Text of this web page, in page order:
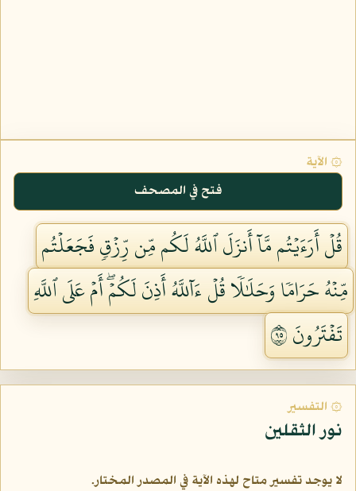
۞ الآية
فتح في المصحف
قُلۡ أَرَءَيۡتُم مَّآ أَنزَلَ ٱللَّهُ لَكُم مِّن رِّزۡقٖ فَجَعَلۡتُم
مِّنۡهُ حَرَامٗا وَحَلَٰلٗا قُلۡ ءَآللَّهُ أَذِنَ لَكُمۡۖ أَمۡ عَلَى ٱللَّهِ
تَفۡتَرُونَ ٥٩
۞ التفسير
نور الثقلين
لا يوجد تفسير متاح لهذه الآية في المصدر المختار.